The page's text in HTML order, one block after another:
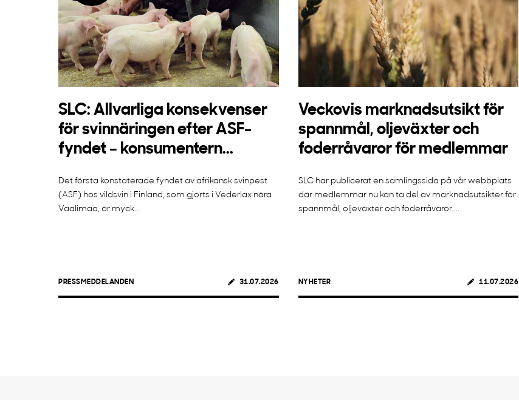
SLC: Allvarliga konsekvenser
för svinnäringen efter ASF-
fyndet – konsumentern...
Det första konstaterade fyndet av afrikansk svinpest
(ASF) hos vildsvin i Finland, som gjorts i Vederlax nära
Vaalimaa, är myck...
PRESSMEDDELANDEN 31.07.2026
Veckovis marknadsutsikt för
spannmål, oljeväxter och
foderråvaror för medlemmar
SLC har publicerat en samlingssida på vår webbplats
där medlemmar nu kan ta del av marknadsutsikter för
spannmål, oljeväxter och foderråvaror....
NYHETER 11.07.2026